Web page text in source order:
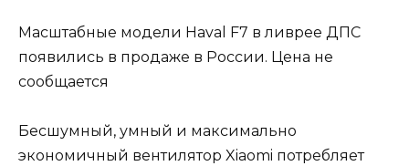
Масштабные модели Haval F7 в ливрее ДПС
появились в продаже в России. Цена не
сообщается
Бесшумный, умный и максимально
экономичный вентилятор Xiaomi потребляет